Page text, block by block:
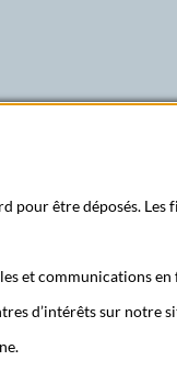
pour être déposés. Les
et communications
d’intérêts sur notre